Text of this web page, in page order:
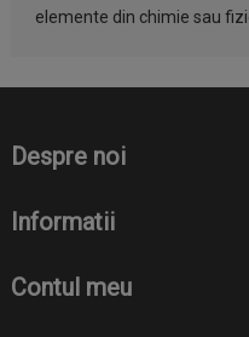
elemente din chimie sau
Despre noi
Informatii
Contul meu